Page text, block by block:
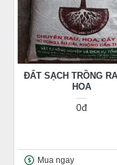
ĐẤT SẠCH TRỒNG
HOA
0đ
Mua ngay